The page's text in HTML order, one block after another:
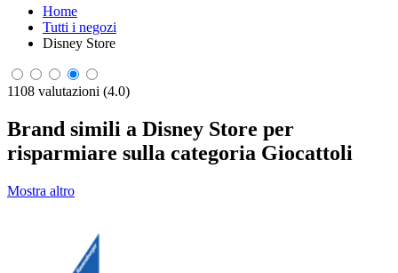
Home
Tutti i negozi
Disney Store
1108 valutazioni (4.0)
Brand simili a Disney Store per
risparmiare sulla categoria Giocattoli
Mostra altro